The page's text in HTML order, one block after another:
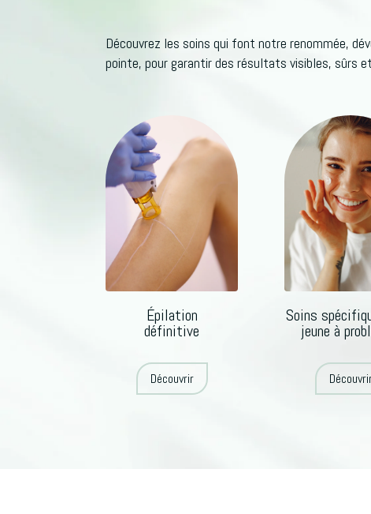
Découvrez les soins qui font notre renommée,
pointe, pour garantir des résultats visibles, sûrs
Épilation
définitive
Découvrir
Soins
jeune à